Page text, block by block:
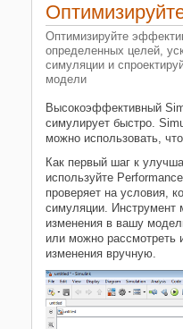
переключатель
навигационного
Simulink
Симуляция
Категория
Сконфигурируйте условия
симуляции
Запустите симуляции
Просмотрите и анализируйте
результаты симуляции
Протестируйте и отладьте
симуляции
Оптимизируйте эффективность
Автоматизированная
оптимизация эффективности
Ускорение
Оптимизируйте
определенных целей,
симуляции и
модели
Высокоэффективный
симулирует быстро.
можно использовать,
Как первый шаг к
используйте
проверяет на условия,
симуляции. Инструмент
изменения в вашу
или можно рассмотреть
изменения вручную.